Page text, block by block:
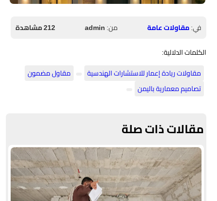
في:مقاولات عامة من:admin
212 مشاهدة
الكلمات الدلالية:
مقاولات ريادة إعمار للاستشارات الهندسية
مقاول مضمون
تصاميم معمارية باليمن
مقالات ذات صلة